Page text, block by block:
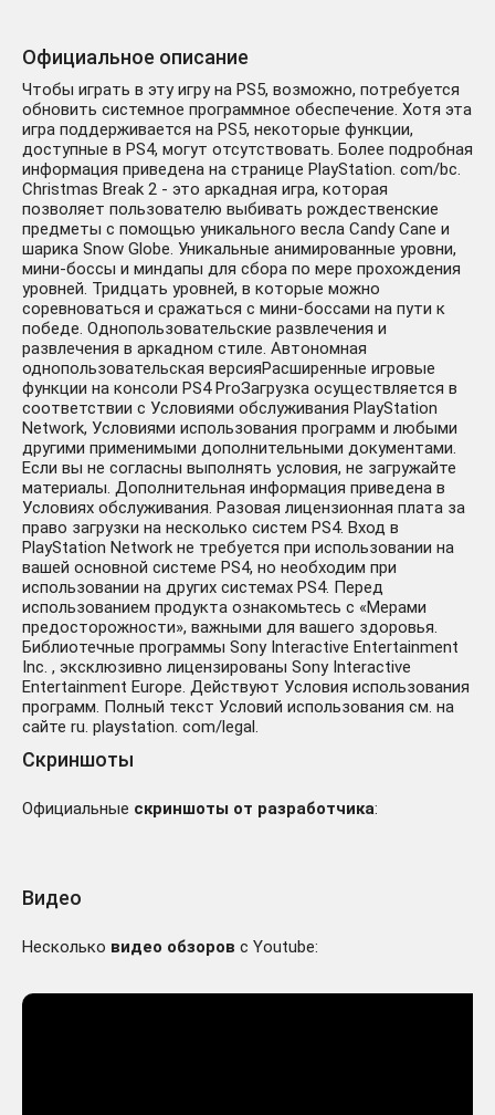
Официальное описание
Чтобы играть в эту игру на PS5, возможно, потребуется
обновить системное программное обеспечение. Хотя эта
игра поддерживается на PS5, некоторые функции,
доступные в PS4, могут отсутствовать. Более подробная
информация приведена на странице PlayStation. com/bc.
Christmas Break 2 - это аркадная игра, которая
позволяет пользователю выбивать рождественские
предметы с помощью уникального весла Candy Cane и
шарика Snow Globe. Уникальные анимированные уровни,
мини-боссы и миндапы для сбора по мере прохождения
уровней. Тридцать уровней, в которые можно
соревноваться и сражаться с мини-боссами на пути к
победе. Однопользовательские развлечения и
развлечения в аркадном стиле. Автономная
однопользовательская версияРасширенные игровые
функции на консоли PS4 ProЗагрузка осуществляется в
соответствии с Условиями обслуживания PlayStation
Network, Условиями использования программ и любыми
другими применимыми дополнительными документами.
Если вы не согласны выполнять условия, не загружайте
материалы. Дополнительная информация приведена в
Условиях обслуживания. Разовая лицензионная плата за
право загрузки на несколько систем PS4. Вход в
PlayStation Network не требуется при использовании на
вашей основной системе PS4, но необходим при
использовании на других системах PS4. Перед
использованием продукта ознакомьтесь с «Мерами
предосторожности», важными для вашего здоровья.
Библиотечные программы Sony Interactive Entertainment
Inc. , эксклюзивно лицензированы Sony Interactive
Entertainment Europe. Действуют Условия использования
программ. Полный текст Условий использования см. на
сайте ru. playstation. com/legal.
Скриншоты
Официальные скриншоты от разработчика:
Видео
Несколько видео обзоров с Youtube: